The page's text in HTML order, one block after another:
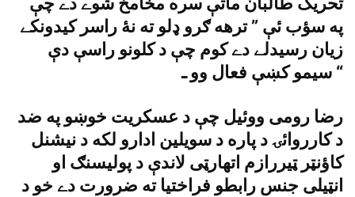
په سؤب ئې ” ترهه ګرو ډلو ته نۀ راسر کيدونکے
زيان رسيدلے دے کوم چې د کلونو راسې دې
سيمو کښې فعال وو ـ “
رضا رومى ووئيل چې د عسکريت خوښو په ضد
د کارروائۍ د پاره د سويلين ادارو لکه د نيشنل
کاؤنټر ټيررازم اتهارټى لاندې د پوليسنګ او
انټيلى جنس رابطو فراختيا ته ضرورت دے خو د